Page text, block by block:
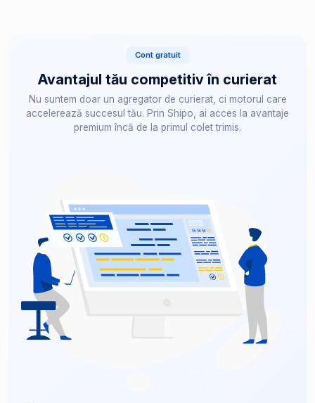
Cont gratuit
Avantajul tău competitiv în curierat
Nu suntem doar un agregator de curierat, ci motorul care
accelerează succesul tău. Prin Shipo, ai acces la avantaje
premium încă de la primul colet trimis.